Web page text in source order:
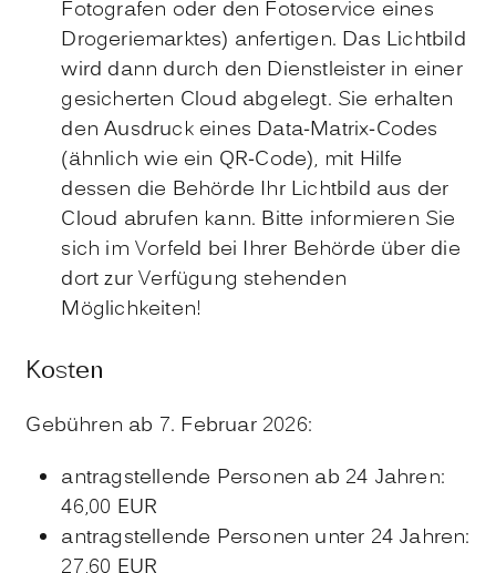
Fotografen oder den Fotoservice eines
Drogeriemarktes) anfertigen. Das Lichtbild
wird dann durch den Dienstleister in einer
gesicherten Cloud abgelegt. Sie erhalten
den Ausdruck eines Data-Matrix-Codes
(ähnlich wie ein QR-Code), mit Hilfe
dessen die Behörde Ihr Lichtbild aus der
Cloud abrufen kann. Bitte informieren Sie
sich im Vorfeld bei Ihrer Behörde über die
dort zur Verfügung stehenden
Möglichkeiten!
Kosten
Gebühren ab 7. Februar 2026:
antragstellende Personen ab 24 Jahren:
46,00 EUR
antragstellende Personen unter 24 Jahren: